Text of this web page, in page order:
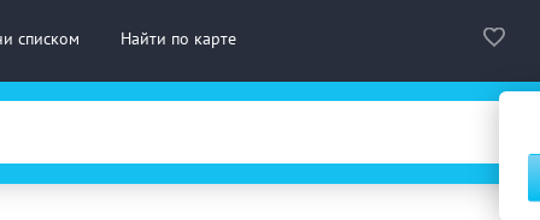
списком Найти по карте
На